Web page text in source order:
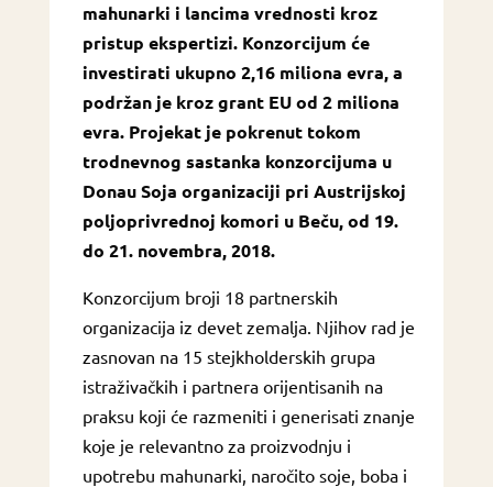
mahunarki i lancima vrednosti kroz
pristup ekspertizi. Konzorcijum će
investirati ukupno 2,16 miliona evra, a
podržan je kroz grant EU od 2 miliona
evra. Projekat je pokrenut tokom
trodnevnog sastanka konzorcijuma u
Donau Soja organizaciji pri Austrijskoj
poljoprivrednoj komori u Beču, od 19.
do 21. novembra, 2018.
Konzorcijum broji 18 partnerskih
organizacija iz devet zemalja. Njihov rad je
zasnovan na 15 stejkholderskih grupa
istraživačkih i partnera orijentisanih na
praksu koji će razmeniti i generisati znanje
koje je relevantno za proizvodnju i
upotrebu mahunarki, naročito soje, boba i